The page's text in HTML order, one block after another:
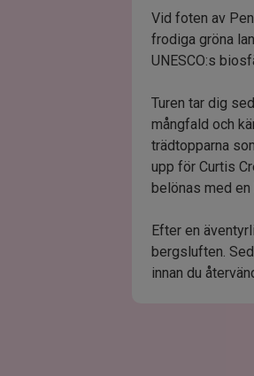
Vid foten av
frodiga gröna
UNESCO:s
Turen tar dig
mångfald och
trädtopparna
upp för Curtis
belönas med
Efter en
bergsluften.
innan du